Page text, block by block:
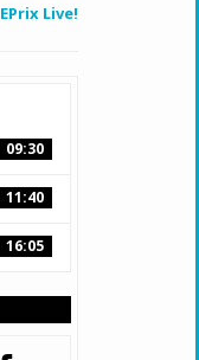
EPrix Live!
09:30
11:40
16:05